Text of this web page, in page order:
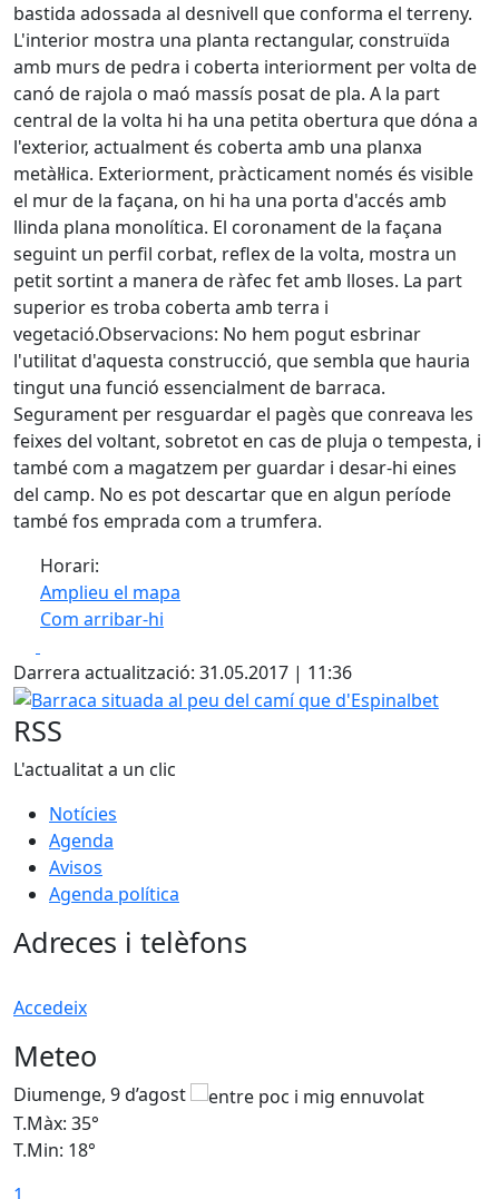
bastida adossada al desnivell que conforma el terreny.
L'interior mostra una planta rectangular, construïda
amb murs de pedra i coberta interiorment per volta de
canó de rajola o maó massís posat de pla. A la part
central de la volta hi ha una petita obertura que dóna a
l'exterior, actualment és coberta amb una planxa
metàl·lica. Exteriorment, pràcticament només és visible
el mur de la façana, on hi ha una porta d'accés amb
llinda plana monolítica. El coronament de la façana
seguint un perfil corbat, reflex de la volta, mostra un
petit sortint a manera de ràfec fet amb lloses. La part
superior es troba coberta amb terra i
vegetació.Observacions: No hem pogut esbrinar
l'utilitat d'aquesta construcció, que sembla que hauria
tingut una funció essencialment de barraca.
Segurament per resguardar el pagès que conreava les
feixes del voltant, sobretot en cas de pluja o tempesta, i
també com a magatzem per guardar i desar-hi eines
del camp. No es pot descartar que en algun període
també fos emprada com a trumfera.
Horari:
Amplieu el mapa
Com arribar-hi
+
−
Darrera actualització: 31.05.2017 | 11:36
Barraca situada al peu del camí que d'Espinalbet
RSS
L'actualitat a un clic
Notícies
Agenda
Avisos
Agenda política
Adreces i telèfons
Accedeix
Meteo
Diumenge, 9 d’agost
T.Màx: 35°
T.Min: 18°